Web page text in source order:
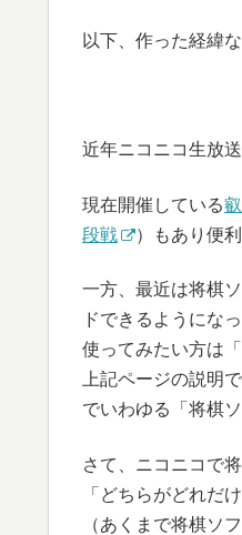
以下、作った経緯
近年ニコニコ生放
現在開催している
段戦
）もあり便
一方、最近は将棋
ドできるようにな
使ってみたい方は「
上記ページの説明
でいわゆる「将棋
さて、ニコニコで
「どちらがどれだ
（あくまで将棋ソ